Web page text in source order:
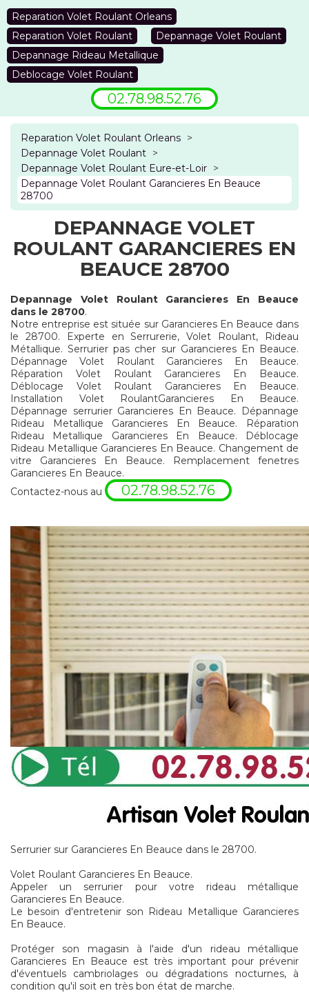
Reparation Volet Roulant Orleans
Reparation Volet Roulant
Depannage Volet Roulant
Depannage Rideau Metallique
Deblocage Volet Roulant
02.78.98.52.76
Reparation Volet Roulant Orleans >
Depannage Volet Roulant >
Depannage Volet Roulant Eure-et-Loir >
Depannage Volet Roulant Garancieres En Beauce
28700
DEPANNAGE VOLET
ROULANT GARANCIERES EN
BEAUCE 28700
Depannage Volet Roulant Garancieres En Beauce
dans le 28700.
Notre entreprise est située sur Garancieres En Beauce dans
le 28700. Experte en Serrurerie, Volet Roulant, Rideau
Métallique. Serrurier pas cher sur Garancieres En Beauce.
Dépannage Volet Roulant Garancieres En Beauce.
Réparation Volet Roulant Garancieres En Beauce.
Déblocage Volet Roulant Garancieres En Beauce.
Installation Volet RoulantGarancieres En Beauce.
Dépannage serrurier Garancieres En Beauce. Dépannage
Rideau Metallique Garancieres En Beauce. Réparation
Rideau Metallique Garancieres En Beauce. Déblocage
Rideau Metallique Garancieres En Beauce. Changement de
vitre Garancieres En Beauce. Remplacement fenetres
Garancieres En Beauce.
Contactez-nous au
02.78.98.52.76
Serrurier sur Garancieres En Beauce dans le 28700.
Volet Roulant Garancieres En Beauce.
Appeler un serrurier pour votre rideau métallique
Garancieres En Beauce.
Le besoin d'entretenir son Rideau Metallique Garancieres
En Beauce.
Protéger son magasin à l'aide d'un rideau métallique
Garancieres En Beauce est très important pour prévenir
d'éventuels cambriolages ou dégradations nocturnes, à
condition qu'il soit en très bon état de marche.